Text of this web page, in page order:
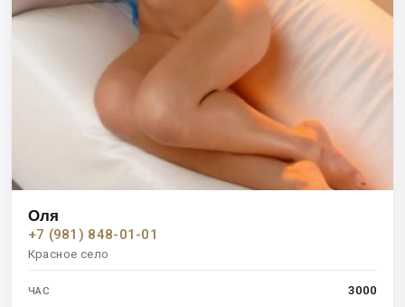
Оля
+7 (981) 848-01-01
Красное село
ЧАС 3000